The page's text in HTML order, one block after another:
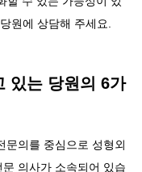
원에 상담해 주세요.
있는 당원의 6가
문의를 중심으로 성형외
의사가 소속되어 있습